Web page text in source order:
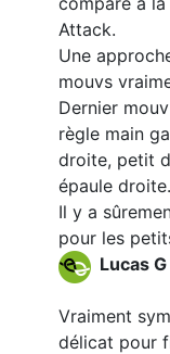
Attack.
Une
mouvs
Dernier
règle main
droite, petit
épaule droite.
Il y a
pour les
Lucas G
Vraiment
délicat pour